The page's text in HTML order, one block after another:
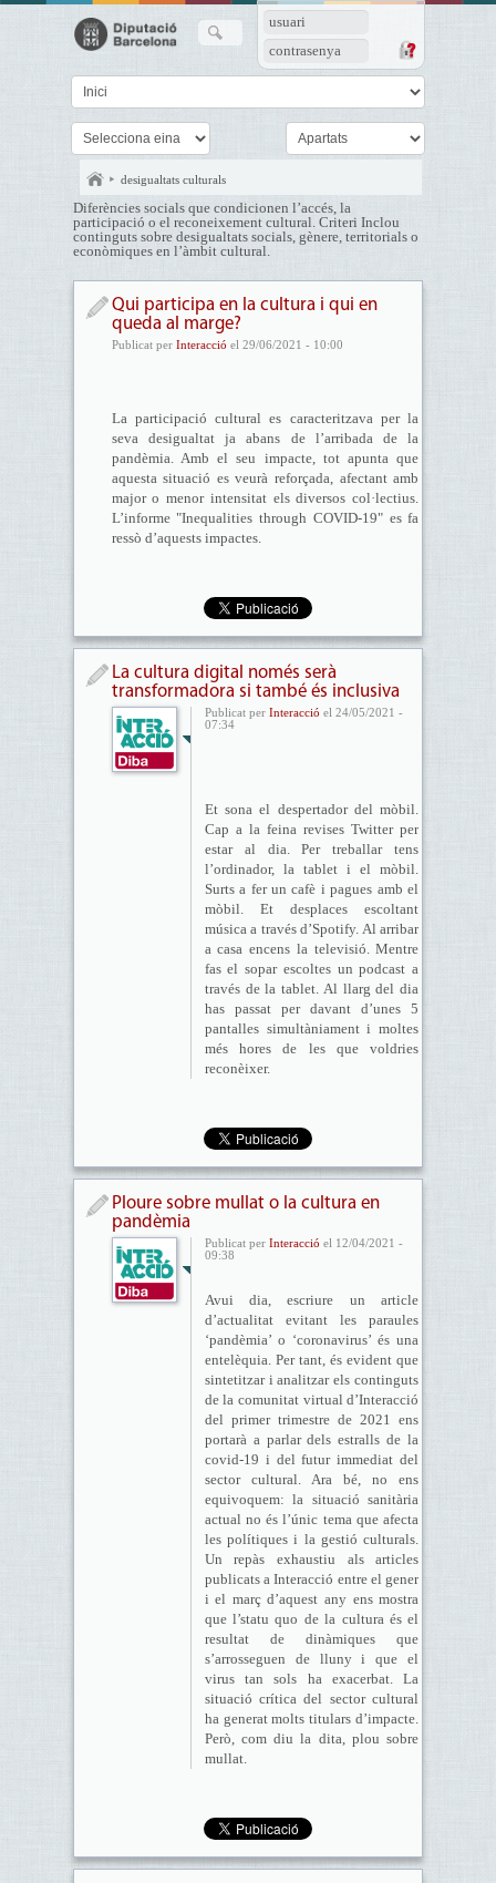
usuari
contrasenya
desigualtats culturals
Diferències socials que condicionen l’accés, la
participació o el reconeixement cultural. Criteri Inclou
continguts sobre desigualtats socials, gènere, territorials o
econòmiques en l’àmbit cultural.
Qui participa en la cultura i qui en
queda al marge?
Publicat per Interacció el 29/06/2021 - 10:00
La participació cultural es caracteritzava per la
seva desigualtat ja abans de l’arribada de la
pandèmia. Amb el seu impacte, tot apunta que
aquesta situació es veurà reforçada, afectant amb
major o menor intensitat els diversos col·lectius.
L’informe "Inequalities through COVID-19" es fa
ressò d’aquests impactes.
La cultura digital només serà
transformadora si també és inclusiva
Publicat per Interacció el 24/05/2021 -
07:34
Et sona el despertador del mòbil.
Cap a la feina revises Twitter per
estar al dia. Per treballar tens
l’ordinador, la tablet i el mòbil.
Surts a fer un cafè i pagues amb el
mòbil. Et desplaces escoltant
música a través d’Spotify. Al arribar
a casa encens la televisió. Mentre
fas el sopar escoltes un podcast a
través de la tablet. Al llarg del dia
has passat per davant d’unes 5
pantalles simultàniament i moltes
més hores de les que voldries
reconèixer.
Ploure sobre mullat o la cultura en
pandèmia
Publicat per Interacció el 12/04/2021 -
09:38
Avui dia, escriure un article
d’actualitat evitant les paraules
‘pandèmia’ o ‘coronavirus’ és una
entelèquia. Per tant, és evident que
sintetitzar i analitzar els continguts
de la comunitat virtual d’Interacció
del primer trimestre de 2021 ens
portarà a parlar dels estralls de la
covid-19 i del futur immediat del
sector cultural. Ara bé, no ens
equivoquem: la situació sanitària
actual no és l’únic tema que afecta
les polítiques i la gestió culturals.
Un repàs exhaustiu als articles
publicats a Interacció entre el gener
i el març d’aquest any ens mostra
que l’statu quo de la cultura és el
resultat de dinàmiques que
s’arrosseguen de lluny i que el
virus tan sols ha exacerbat. La
situació crítica del sector cultural
ha generat molts titulars d’impacte.
Però, com diu la dita, plou sobre
mullat.